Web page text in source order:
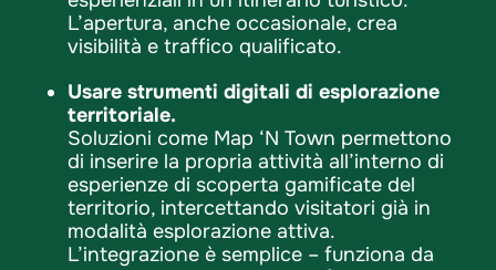
L’apertura, anche occasionale, crea
visibilità e traffico qualificato.
Usare strumenti digitali di esplorazione
territoriale.
Soluzioni come Map ‘N Town permettono
di inserire la propria attività all’interno di
esperienze di scoperta gamificate del
territorio, intercettando visitatori già in
modalità esplorazione attiva.
L’integrazione è semplice – funziona da